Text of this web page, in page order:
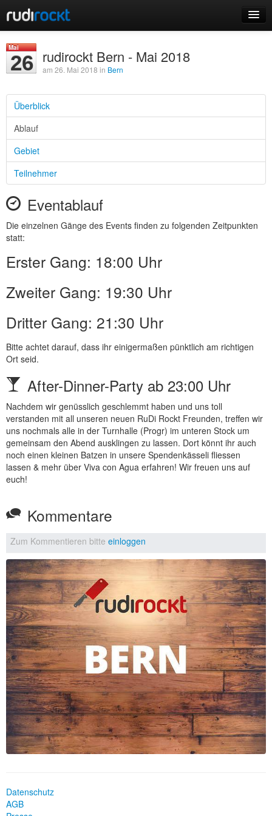
Events
Login
Registrieren
Mai
26 rudirockt Bern - Mai 2018
am 26. Mai 2018 in Bern
Überblick
Ablauf
Gebiet
Teilnehmer
Eventablauf
Die einzelnen Gänge des Events finden zu folgenden Zeitpunkten
statt:
Erster Gang: 18:00 Uhr
Zweiter Gang: 19:30 Uhr
Dritter Gang: 21:30 Uhr
Bitte achtet darauf, dass ihr einigermaßen pünktlich am richtigen
Ort seid.
After-Dinner-Party ab 23:00 Uhr
Nachdem wir genüsslich geschlemmt haben und uns toll
verstanden mit all unseren neuen RuDi Rockt Freunden, treffen wir
uns nochmals alle in der Turnhalle (Progr) im unteren Stock um
gemeinsam den Abend ausklingen zu lassen. Dort könnt ihr auch
noch einen kleinen Batzen in unsere Spendenkässeli fliessen
lassen & mehr über Viva con Agua erfahren! Wir freuen uns auf
euch!
Kommentare
Zum Kommentieren bitte einloggen
Datenschutz
AGB